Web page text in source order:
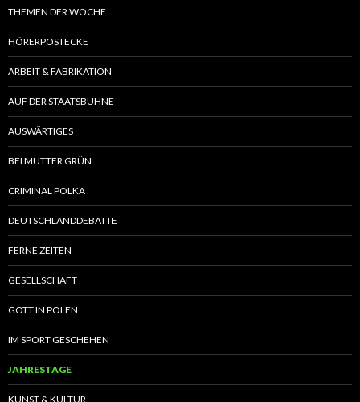
THEMEN DER WOCHE
HÖRERPOSTECKE
ARBEIT & FABRIKATION
AUF DER STAATSBÜHNE
AUSWÄRTIGES
BEI MUTTER GRÜN
CRIMINAL POLKA
DEUTSCHLANDDEBATTE
FERNE ZEITEN
GESELLSCHAFT
GOTT IN POLEN
IM SPORT GESCHEHEN
JAHRESTAGE
KUNST & KULTUR